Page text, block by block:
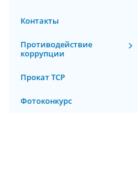
Контакты
Противодействие
коррупции
Прокат ТСР
Фотоконкурс